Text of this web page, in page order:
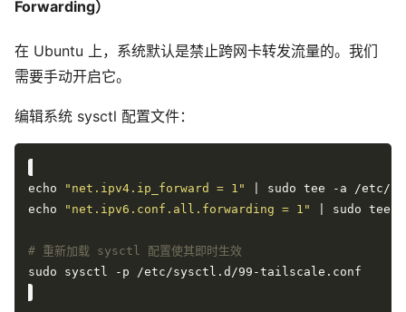
Forwarding）
在 Ubuntu 上，系统默认是禁止跨网卡转发流量的。我们
需要手动开启它。
编辑系统 sysctl 配置文件：
echo
"net.ipv4.ip_forward = 1"
echo
"net.ipv6.conf.all.forwarding = 1"
# 重新加载 sysctl 配置使其即时生效